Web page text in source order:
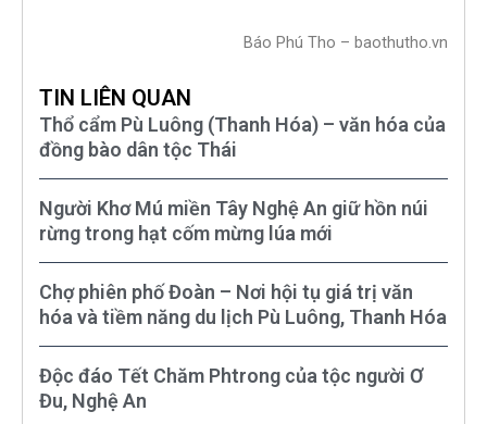
Báo Phú Tho – baothutho.vn
TIN LIÊN QUAN
Thổ cẩm Pù Luông (Thanh Hóa) – văn hóa của
đồng bào dân tộc Thái
Người Khơ Mú miền Tây Nghệ An giữ hồn núi
rừng trong hạt cốm mừng lúa mới
Chợ phiên phố Đoàn – Nơi hội tụ giá trị văn
hóa và tiềm năng du lịch Pù Luông, Thanh Hóa
Độc đáo Tết Chăm Phtrong của tộc người Ơ
Đu, Nghệ An